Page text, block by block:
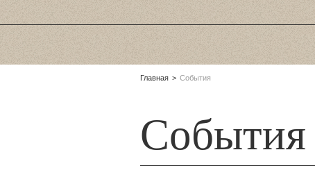
Родительские
Главная События
События